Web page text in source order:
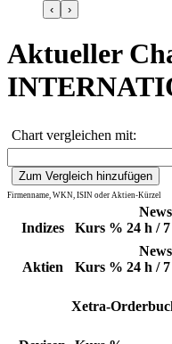
‹ ›
Aktueller
Chart vergleichen mit:
Firmenname, WKN, ISIN oder Aktien-Kürzel
Indizes Kurs %
News
24 h /
Aktien Kurs %
News
24 h /
Xetra-